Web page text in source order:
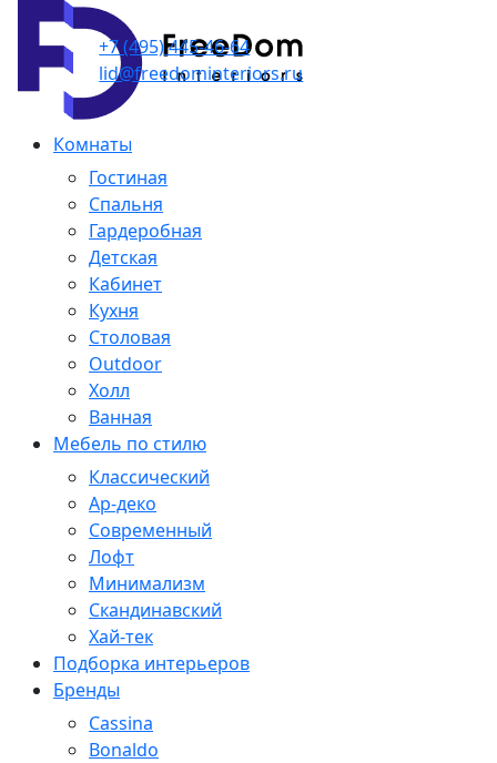
+7 (495) 445-46-64
lid@freedominteriors.ru
Комнаты
Гостиная
Спальня
Гардеробная
Детская
Кабинет
Кухня
Столовая
Outdoor
Холл
Ванная
Мебель по стилю
Классический
Ар-деко
Современный
Лофт
Минимализм
Скандинавский
Хай-тек
Подборка интерьеров
Бренды
Cassina
Bonaldo